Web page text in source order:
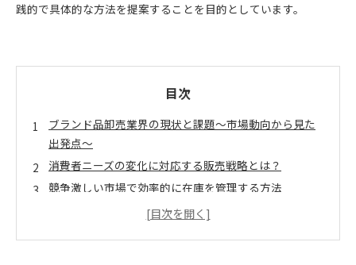
践的で具体的な方法を提案することを目的としています。
目次
ブランド品卸売業界の現状と課題〜市場動向から見た
出発点〜
消費者ニーズの変化に対応する販売戦略とは？
競争激しい市場で効率的に在庫を管理する方法
信頼関係構築が成功を左右する！取引先との絆の深め